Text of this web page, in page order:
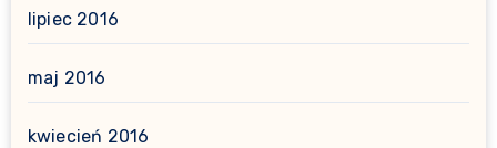
lipiec 2016
maj 2016
kwiecień 2016